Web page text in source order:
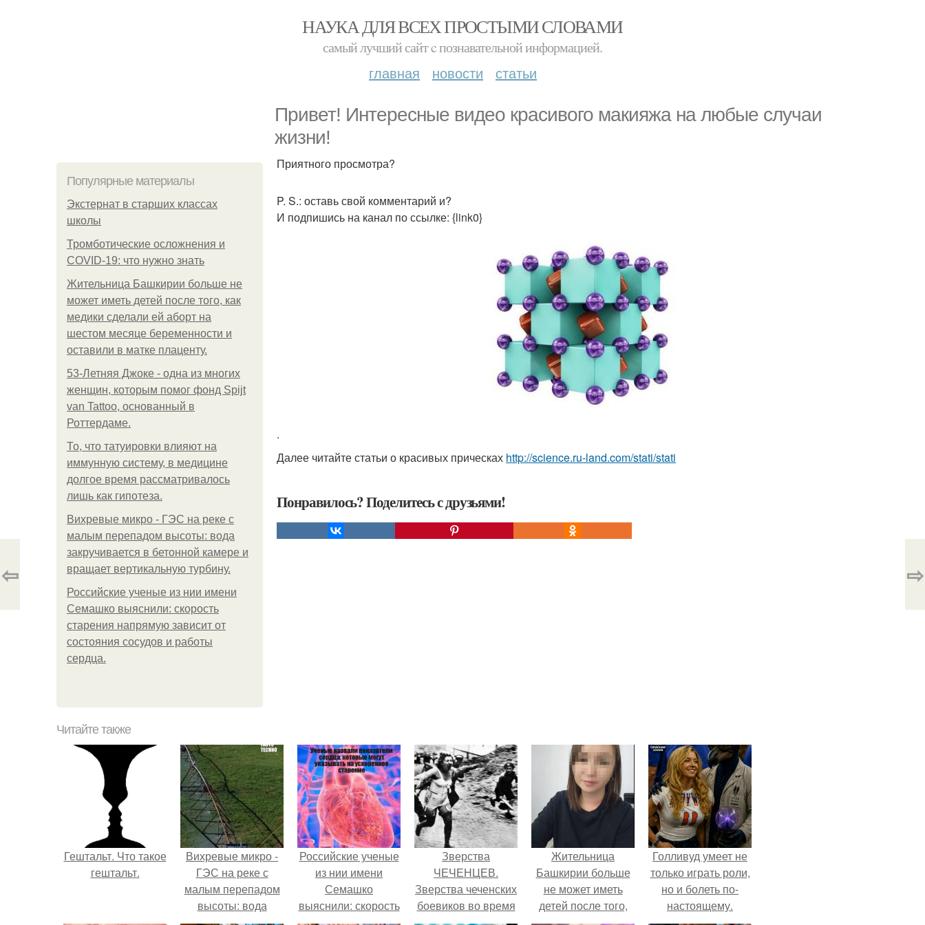
НАУКА ДЛЯ ВСЕХ ПРОСТЫМИ СЛОВАМИ
самый лучший сайт c познавательной информацией.
главная новости статьи
Привет! Интересные видео красивого макияжа на любые случаи
жизни!
Популярные материалы
Экстернат в старших классах
школы
Тромботические осложнения и
COVID-19: что нужно знать
Жительница Башкирии больше не
может иметь детей после того, как
медики сделали ей аборт на
шестом месяце беременности и
оставили в матке плаценту.
53-Летняя Джоке - одна из многих
женщин, которым помог фонд Spijt
van Tattoo, основанный в
Роттердаме.
То, что татуировки влияют на
иммунную систему, в медицине
долгое время рассматривалось
лишь как гипотеза.
Вихревые микро - ГЭС на реке с
малым перепадом высоты: вода
закручивается в бетонной камере и
вращает вертикальную турбину.
Российские ученые из нии имени
Семашко выяснили: скорость
старения напрямую зависит от
состояния сосудов и работы
сердца.
Приятного просмотра?
P. S.: оставь свой комментарий и?
И подпишись на канал по ссылке: {link0}
.
Далее читайте статьи о красивых прическах http://science.ru-land.com/stati/stati
Понравилось? Поделитесь с друзьями!
⇦ ⇨
Читайте также
Гештальт. Что такое
гештальт.
Вихревые микро -
ГЭС на реке с
малым перепадом
высоты: вода
Российские ученые
из нии имени
Семашко
выяснили: скорость
Зверства
ЧЕЧЕНЦЕВ.
Зверства чеченских
боевиков во время
Жительница
Башкирии больше
не может иметь
детей после того,
Голливуд умеет не
только играть роли,
но и болеть по-
настоящему.